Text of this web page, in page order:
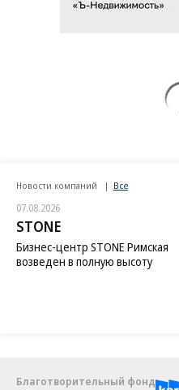
Новости компаний Все
07.08.2026
STONE
Бизнес-центр STONE Римская
возведен в полную высоту
Благотворительный фонд